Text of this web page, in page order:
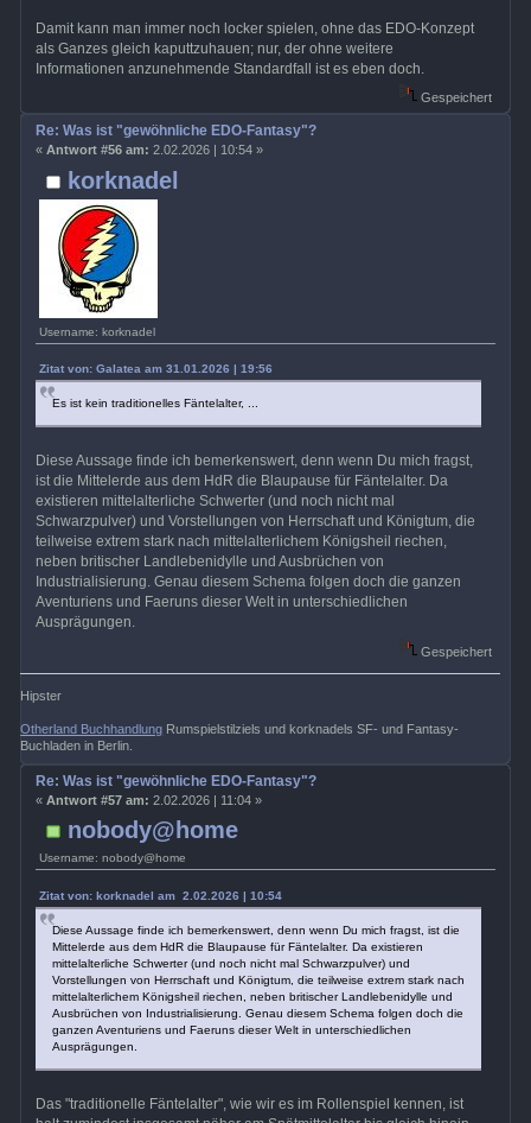
Damit kann man immer noch locker spielen, ohne das EDO-Konzept
als Ganzes gleich kaputtzuhauen; nur, der ohne weitere
Informationen anzunehmende Standardfall ist es eben doch.
Gespeichert
korknadel
Username: korknadel
Re: Was ist "gewöhnliche EDO-Fantasy"?
« Antwort #56 am: 2.02.2026 | 10:54 »
Zitat von: Galatea am 31.01.2026 | 19:56
Es ist kein traditionelles Fäntelalter, ...
Diese Aussage finde ich bemerkenswert, denn wenn Du mich fragst,
ist die Mittelerde aus dem HdR die Blaupause für Fäntelalter. Da
existieren mittelalterliche Schwerter (und noch nicht mal
Schwarzpulver) und Vorstellungen von Herrschaft und Königtum, die
teilweise extrem stark nach mittelalterlichem Königsheil riechen,
neben britischer Landlebenidylle und Ausbrüchen von
Industrialisierung. Genau diesem Schema folgen doch die ganzen
Aventuriens und Faeruns dieser Welt in unterschiedlichen
Ausprägungen.
Gespeichert
Hipster
Otherland Buchhandlung Rumspielstilziels und korknadels SF- und Fantasy-
Buchladen in Berlin.
nobody@home
Username: nobody@home
Re: Was ist "gewöhnliche EDO-Fantasy"?
« Antwort #57 am: 2.02.2026 | 11:04 »
Zitat von: korknadel am 2.02.2026 | 10:54
Diese Aussage finde ich bemerkenswert, denn wenn Du mich fragst, ist die
Mittelerde aus dem HdR die Blaupause für Fäntelalter. Da existieren
mittelalterliche Schwerter (und noch nicht mal Schwarzpulver) und
Vorstellungen von Herrschaft und Königtum, die teilweise extrem stark nach
mittelalterlichem Königsheil riechen, neben britischer Landlebenidylle und
Ausbrüchen von Industrialisierung. Genau diesem Schema folgen doch die
ganzen Aventuriens und Faeruns dieser Welt in unterschiedlichen
Ausprägungen.
Das "traditionelle Fäntelalter", wie wir es im Rollenspiel kennen, ist